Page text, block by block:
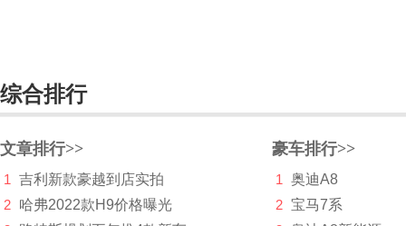
帝亚一维
东风风度
综合排行
文章排行>>
1
吉利新款豪越到店实拍
2 哈弗2022款H9价格曝光
豪车排行>>
1
奥迪A8
2 宝马7系